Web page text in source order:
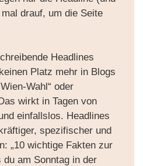
drauf, um die Seite
Headlines
Platz mehr in Blogs
Wahl“ oder
wirkt in Tagen von
einfallslos. Headlines
spezifischer und
„10 wichtige Fakten zur
du am Sonntag in der